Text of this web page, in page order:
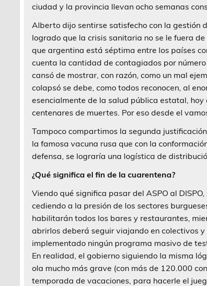
ciudad y la provincia llevan ocho semanas
Alberto dijo sentirse satisfecho con la gestión
logrado que la crisis sanitaria no se le fuera
que argentina está séptima entre los países
cuenta la cantidad de contagiados por
cansó de mostrar, con razón, como un mal
colapsó se debe, como todos reconocen, al
esencialmente de la salud pública estatal,
centenares de muertes. Por eso desde el
Tampoco compartimos la segunda
la famosa vacuna rusa que con la
defensa, se lograría una logística de
¿Qué significa el fin de la cuarentena?
Viendo qué significa pasar del ASPO al
cediendo a la presión de los sectores
habilitarán todos los bares y restaurantes,
abrirlos deberá seguir viajando en colectivos
implementado ningún programa masivo de
En realidad, el gobierno siguiendo la misma
ola mucho más grave (con más de 120.000
temporada de vacaciones, para hacerle el